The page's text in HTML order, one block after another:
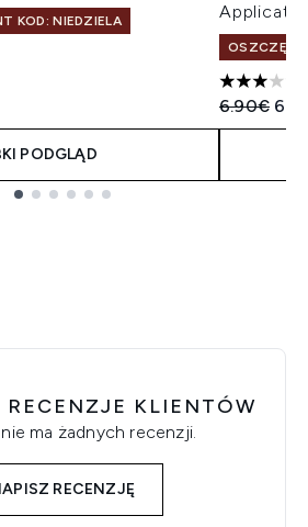
KOD: NIEDZIELA
PODGLĄD
OSZCZĘDŹ
3
6.90€
RECENZJE KLIENTÓW
ma żadnych recenzji.
RECENZJĘ